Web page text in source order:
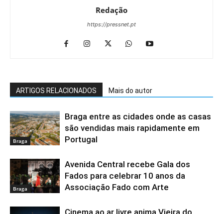
Redação
https://pressnet.pt
ARTIGOS RELACIONADOS Mais do autor
Braga
Braga entre as cidades onde as casas
são vendidas mais rapidamente em
Portugal
Braga
Avenida Central recebe Gala dos
Fados para celebrar 10 anos da
Associação Fado com Arte